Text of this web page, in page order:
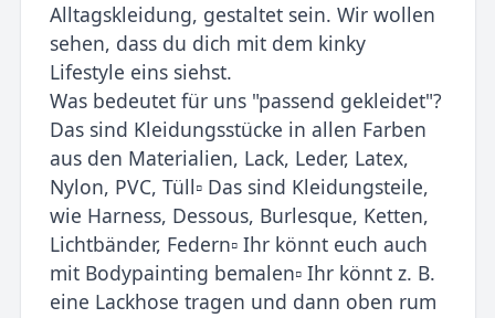
Alltagskleidung, gestaltet sein. Wir wollen
sehen, dass du dich mit dem kinky
Lifestyle eins siehst.
Was bedeutet für uns "passend gekleidet"?
Das sind Kleidungsstücke in allen Farben
aus den Materialien, Lack, Leder, Latex,
Nylon, PVC, Tüll▫️ Das sind Kleidungsteile,
wie Harness, Dessous, Burlesque, Ketten,
Lichtbänder, Federn▫️ Ihr könnt euch auch
mit Bodypainting bemalen▫️ Ihr könnt z. B.
eine Lackhose tragen und dann oben rum